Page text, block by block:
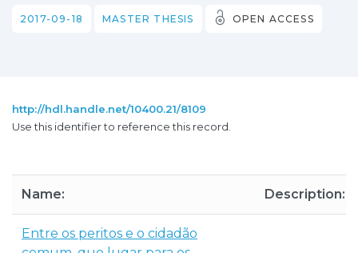
2017-09-18 MASTER THESIS OPEN ACCESS
http://hdl.handle.net/10400.21/8109
Use this identifier to reference this record.
Name: Description:
Entre os peritos e o cidadão